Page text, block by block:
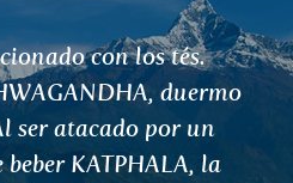
té de Everest
varios años, me ha
y problemas
con los desequilibrios